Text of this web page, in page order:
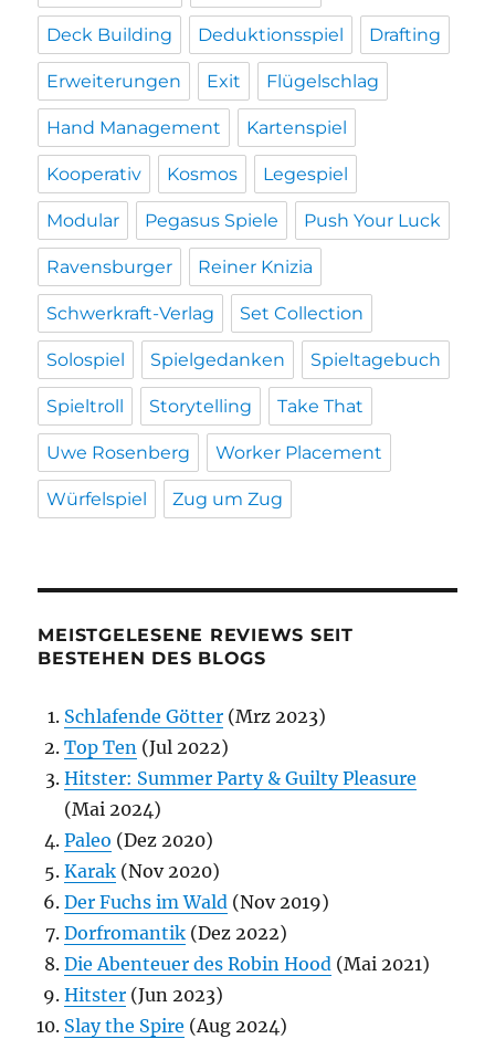
Deck Building Deduktionsspiel Drafting
Erweiterungen Exit Flügelschlag
Hand Management Kartenspiel
Kooperativ Kosmos Legespiel
Modular Pegasus Spiele Push Your Luck
Ravensburger Reiner Knizia
Schwerkraft-Verlag Set Collection
Solospiel Spielgedanken Spieltagebuch
Spieltroll Storytelling Take That
Uwe Rosenberg Worker Placement
Würfelspiel Zug um Zug
MEISTGELESENE REVIEWS SEIT
BESTEHEN DES BLOGS
Schlafende Götter (Mrz 2023)
Top Ten (Jul 2022)
Hitster: Summer Party & Guilty Pleasure
(Mai 2024)
Paleo (Dez 2020)
Karak (Nov 2020)
Der Fuchs im Wald (Nov 2019)
Dorfromantik (Dez 2022)
Die Abenteuer des Robin Hood (Mai 2021)
Hitster (Jun 2023)
Slay the Spire (Aug 2024)